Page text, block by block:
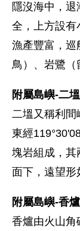
隱沒海中，
全，上方設有
漁產豐富，巡
鳥）、岩鷺（
附屬島嶼-二塭
二塭又稱利間
東經
塊岩組成，其
面下，遠望形
附屬島嶼-香爐
香爐由火山角